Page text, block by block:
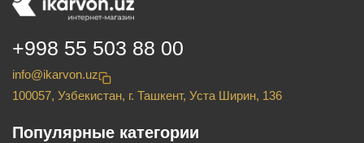
+998 55 503 88 00
info@ikarvon.uz
100057, Узбекистан, г. Ташкент, Уста Ширин, 136
Популярные категории